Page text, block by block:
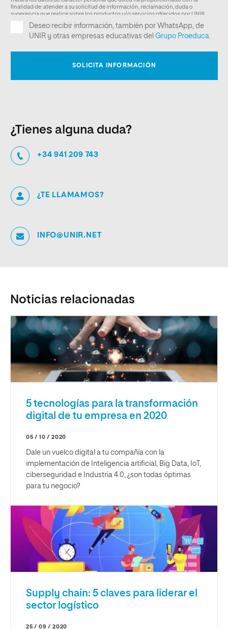
¿Tienes alguna duda?
+34 941 209 743
¿TE LLAMAMOS?
INFO@UNIR.NET
Noticias relacionadas
5 tecnologías para la transformación
digital de tu empresa en 2020
05 / 10 / 2020
Dale un vuelco digital a tu compañía con la
implementación de Inteligencia artificial, Big Data, IoT,
ciberseguridad e Industria 4.0, ¿son todas óptimas
para tu negocio?
Supply chain: 5 claves para liderar el
sector logístico
25 / 09 / 2020